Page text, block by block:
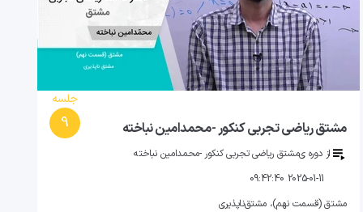
جلسه
9 مشتق ریاضی تجربی کنکور -محمدامین نباخته
از دوره یمشتق ریاضی تجربی کنکور -محمدامین نباخته
2025-01-11 09:42:40
مشتق (قسمت نهم)، مشتق‌ناپذیری